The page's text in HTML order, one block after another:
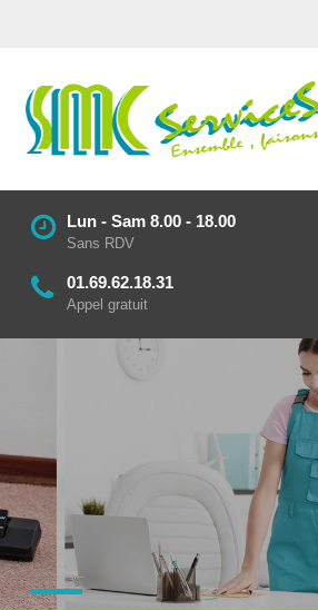
Lun - Sam 8.00 - 18.00
Sans RDV
01.69.62.18.31
Appel gratuit